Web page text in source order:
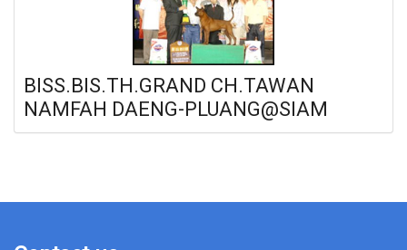
BISS.BIS.TH.GRAND CH.TAWAN
NAMFAH DAENG-PLUANG@SIAM